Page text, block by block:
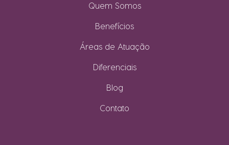
Quem Somos
Benefícios
Áreas de Atuação
Diferenciais
Blog
Contato